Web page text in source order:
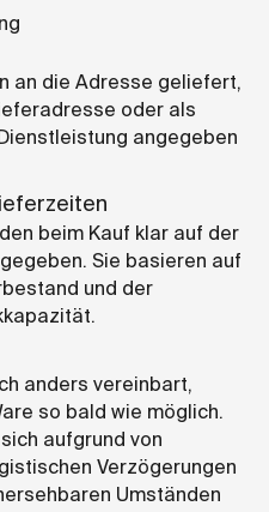
an die Adresse geliefert,
oder als
angegeben
beim Kauf klar auf der
Sie basieren auf
und der
anders vereinbart,
so bald wie möglich.
aufgrund von
Verzögerungen
Umständen